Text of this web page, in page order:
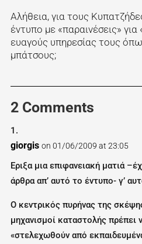
Αλήθεια, για τους
έντυπο με «παραινέσεις»
ευαγούς υπηρεσίας τους
μπάτσους;
2 Comments
giorgis on 01/06/2009 at 23:05
Εριξα μια επιφανειακή ματιά
άρθρα απ’ αυτό το έντυπο- γ’
Ο κεντρικός πυρήνας της
μηχανισμοί καταστολής πρέπει
«στελεχωθούν από